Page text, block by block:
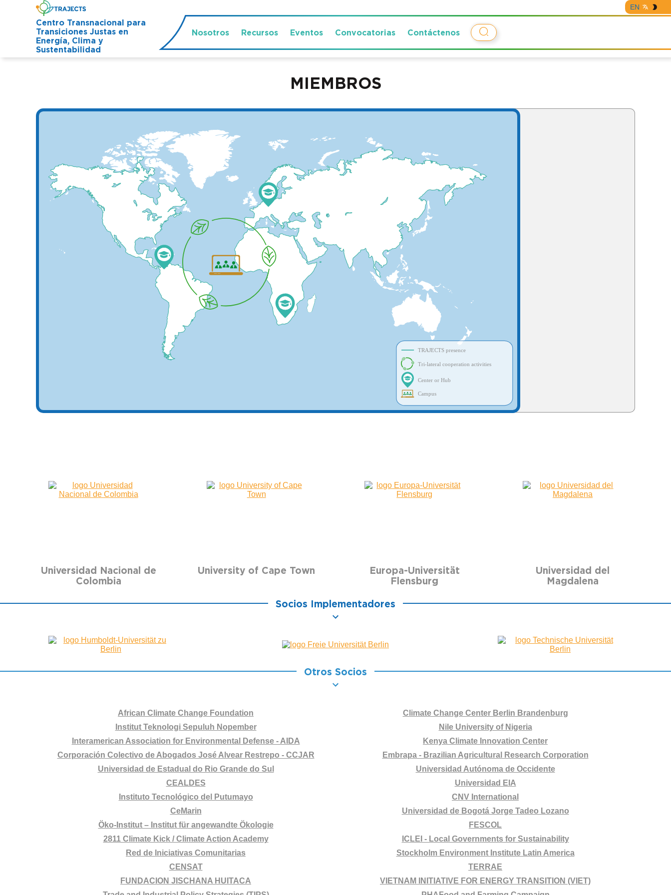
EN
Centro Transnacional para
Transiciones Justas en
Energía, Clima y
Sustentabilidad
Nosotros Recursos Eventos Convocatorias Contáctenos
MIEMBROS
Center or Hub
Campus
Tri-lateral cooperation activities
TRAJECTS presence
Universidad Nacional de
Colombia
University of Cape Town
Europa-Universität
Flensburg
Universidad del
Magdalena
Socios Implementadores
Otros Socios
African Climate Change Foundation
Climate Change Center Berlin Brandenburg
Institut Teknologi Sepuluh Nopember
Nile University of Nigeria
Interamerican Association for Environmental Defense - AIDA
Kenya Climate Innovation Center
Corporación Colectivo de Abogados José Alvear Restrepo - CCJAR
Embrapa - Brazilian Agricultural Research Corporation
Universidad de Estadual do Rio Grande do Sul
Universidad Autónoma de Occidente
CEALDES
Universidad EIA
Instituto Tecnológico del Putumayo
CNV International
CeMarin
Universidad de Bogotá Jorge Tadeo Lozano
Öko-Institut – Institut für angewandte Ökologie
FESCOL
2811 Climate Kick / Climate Action Academy
ICLEI - Local Governments for Sustainability
Red de Iniciativas Comunitarias
Stockholm Environment Institute Latin America
CENSAT
TERRAE
FUNDACION JISCHANA HUITACA
VIETNAM INITIATIVE FOR ENERGY TRANSITION (VIET)